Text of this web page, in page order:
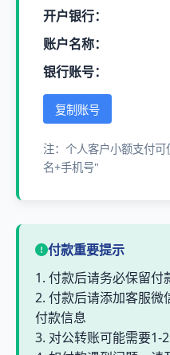
开户银行：
账户名称：
银行账号：
复制账号
注：个人客户小额支付
名+手机号"
付款重要提示
1. 付款后请务必保留付
2. 付款后请添加客服微
付款信息
3. 对公转账可能需要1-